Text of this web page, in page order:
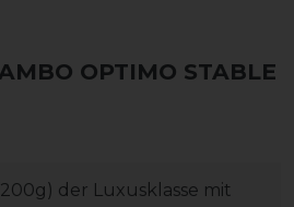
OPTIMO STABLE
der Luxusklasse mit